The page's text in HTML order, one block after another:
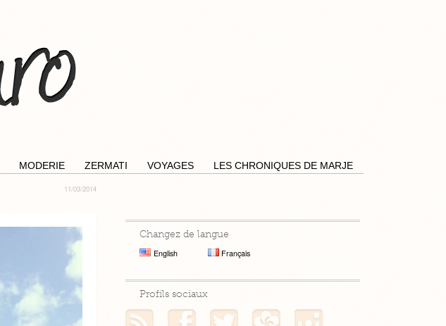
MODERIE ZERMATI VOYAGES LES CHRONIQUES DE MARJE
11/03/2014
Changez de langue
English Français
Profils sociaux
Mon flux RSS Mon profil FacebookMon profil TwitterMon profil Hellocoton